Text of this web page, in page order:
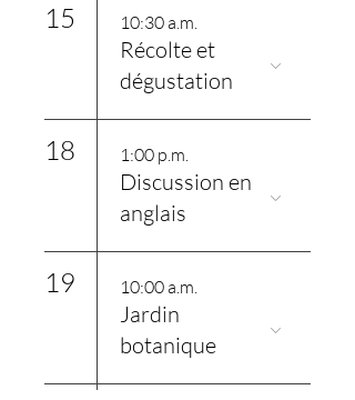
15 10:30 a.m.
Récolte et
dégustation
18 1:00 p.m.
Discussion en
anglais
19 10:00 a.m.
Jardin
botanique